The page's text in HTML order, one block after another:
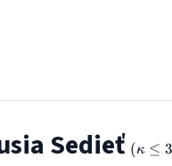
Sedieť \le
(κ ≤ 3